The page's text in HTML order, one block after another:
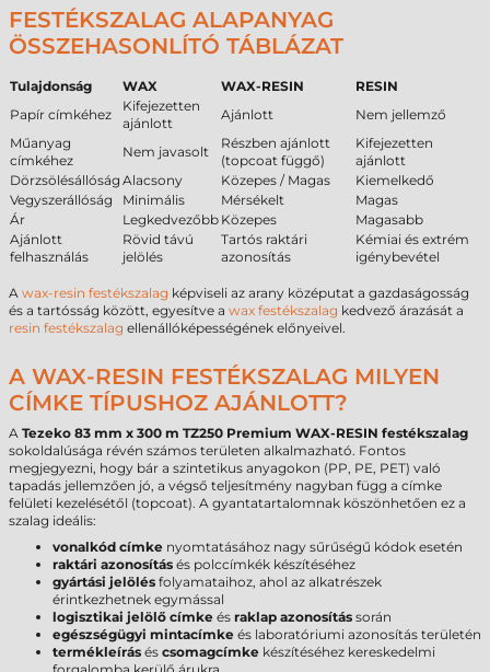
FESTÉKSZALAG ALAPANYAG
ÖSSZEHASONLÍTÓ TÁBLÁZAT
Tulajdonság WAX WAX-RESIN
RESIN
Papír címkéhez
Kifejezetten
ajánlott
Ajánlott
Nem jellemző
Műanyag
címkéhez
Nem javasolt
Részben ajánlott
(topcoat függő)
Kifejezetten
ajánlott
Dörzsölésállóság Alacsony Közepes / Magas
Kiemelkedő
Vegyszerállóság
Minimális Mérsékelt
Magas
Ár
Legkedvezőbb Közepes
Magasabb
Ajánlott
felhasználás
Rövid távú
jelölés
Tartós raktári
azonosítás
Kémiai és extrém
igénybevétel
A wax-resin festékszalag képviseli az arany középutat a gazdaságosság
és a tartósság között, egyesítve a wax festékszalag kedvező árazását a
resin festékszalag ellenállóképességének előnyeivel.
A WAX-RESIN FESTÉKSZALAG MILYEN
CÍMKE TÍPUSHOZ AJÁNLOTT?
A Tezeko 83 mm x 300 m TZ250 Premium WAX-RESIN festékszalag
sokoldalúsága révén számos területen alkalmazható. Fontos
megjegyezni, hogy bár a szintetikus anyagokon (PP, PE, PET) való
tapadás jellemzően jó, a végső teljesítmény nagyban függ a címke
felületi kezelésétől (topcoat). A gyantatartalomnak köszönhetően ez a
szalag ideális:
vonalkód címke nyomtatásához nagy sűrűségű kódok esetén
raktári azonosítás és polccímkék készítéséhez
gyártási jelölés folyamataihoz, ahol az alkatrészek
érintkezhetnek egymással
logisztikai jelölő címke és raklap azonosítás során
egészségügyi mintacímke és laboratóriumi azonosítás területén
termékleírás és csomagcímke készítéséhez kereskedelmi